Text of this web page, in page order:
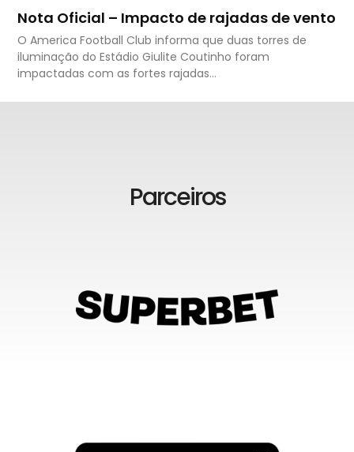
Nota Oficial – Impacto de rajadas de vento
O America Football Club informa que duas torres de
iluminação do Estádio Giulite Coutinho foram
impactadas com as fortes rajadas…
Parceiros